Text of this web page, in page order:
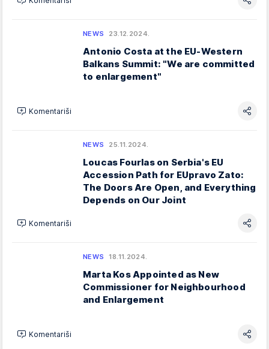
NEWS 23.12.2024.
Antonio Costa at the EU-Western
Balkans Summit: "We are committed
to enlargement"
Komentariši
NEWS 25.11.2024.
Loucas Fourlas on Serbia's EU
Accession Path for EUpravo Zato:
The Doors Are Open, and Everything
Depends on Our Joint
Komentariši
NEWS 18.11.2024.
Marta Kos Appointed as New
Commissioner for Neighbourhood
and Enlargement
Komentariši